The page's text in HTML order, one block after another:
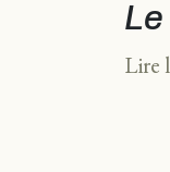
Lire